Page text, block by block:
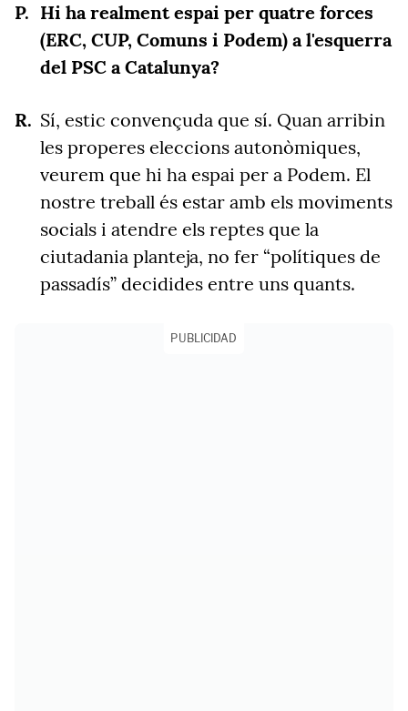
Hi ha realment espai per quatre forces
(ERC, CUP, Comuns i Podem) a l'esquerra
del PSC a Catalunya?
Sí, estic convençuda que sí. Quan arribin
les properes eleccions autonòmiques,
veurem que hi ha espai per a Podem. El
nostre treball és estar amb els moviments
socials i atendre els reptes que la
ciutadania planteja, no fer “polítiques de
passadís” decidides entre uns quants.
PUBLICIDAD